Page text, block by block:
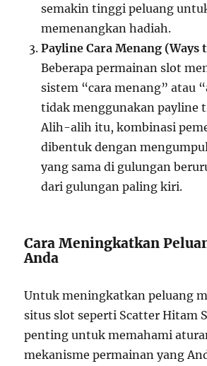
semakin tinggi peluang
memenangkan hadiah.
Payline Cara Menang (Ways
Beberapa permainan slot
sistem “cara menang” atau
tidak menggunakan payline
Alih-alih itu, kombinasi
dibentuk dengan
yang sama di gulungan
dari gulungan paling kiri.
Cara Meningkatkan
Anda
Untuk meningkatkan peluang
situs slot seperti Scatter Hitam
penting untuk memahami
mekanisme permainan yang